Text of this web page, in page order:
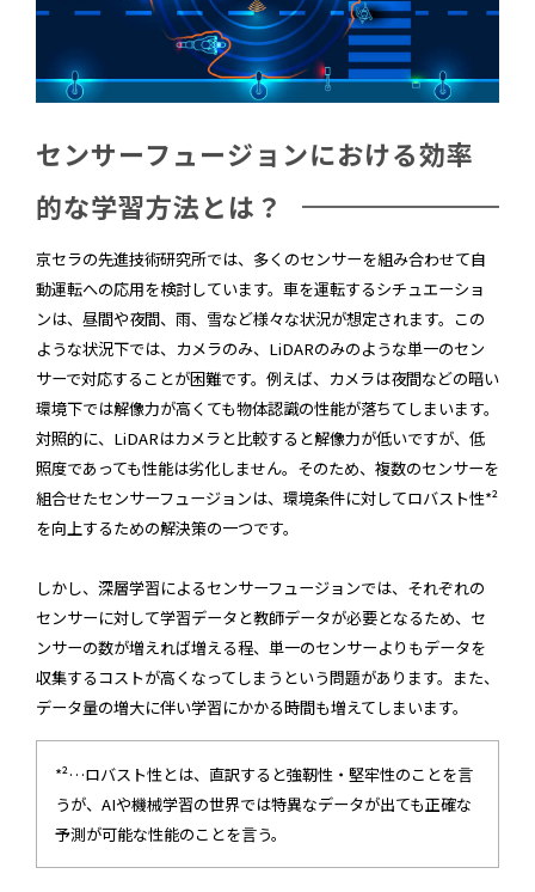
センサーフュージョンにおける効率
的な学習方法とは？
京セラの先進技術研究所では、多くのセンサーを組み合わせて自
動運転への応用を検討しています。車を運転するシチュエーショ
ンは、昼間や夜間、雨、雪など様々な状況が想定されます。この
ような状況下では、カメラのみ、LiDARのみのような単一のセン
サーで対応することが困難です。例えば、カメラは夜間などの暗い
環境下では解像力が高くても物体認識の性能が落ちてしまいます。
対照的に、LiDARはカメラと比較すると解像力が低いですが、低
照度であっても性能は劣化しません。そのため、複数のセンサーを
組合せたセンサーフュージョンは、環境条件に対してロバスト性*²
を向上するための解決策の一つです。
しかし、深層学習によるセンサーフュージョンでは、それぞれの
センサーに対して学習データと教師データが必要となるため、セ
ンサーの数が増えれば増える程、単一のセンサーよりもデータを
収集するコストが高くなってしまうという問題があります。また、
データ量の増大に伴い学習にかかる時間も増えてしまいます。
*²…ロバスト性とは、直訳すると強靭性・堅牢性のことを言
うが、AIや機械学習の世界では特異なデータが出ても正確な
予測が可能な性能のことを言う。